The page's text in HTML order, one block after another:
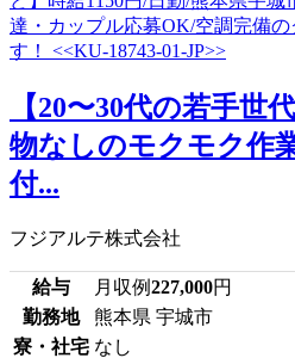
【20〜30代の若手世
物なしのモクモク作
付...
フジアルテ株式会社
給与 月収例227,000円
勤務地
熊本県 宇城市
寮・社宅 なし